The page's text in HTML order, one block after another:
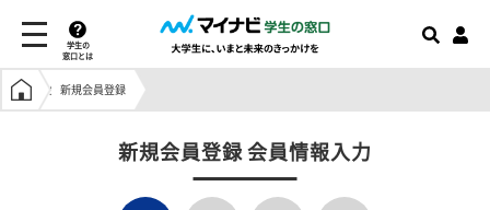
学生の
窓口とは
学生の窓口トップ
新規会員登録
新規会員登録 会員情報入力